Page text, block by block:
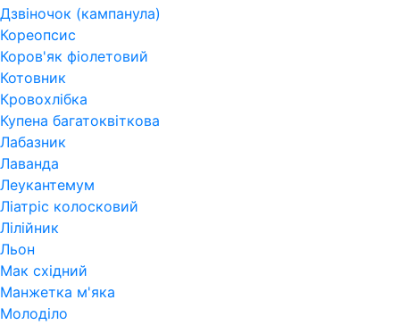
Дзвіночок (кампанула)
Кореопсис
Коров'як фіолетовий
Котовник
Кровохлібка
Купена багатоквіткова
Лабазник
Лаванда
Леукантемум
Ліатріс колосковий
Лілійник
Льон
Мак східний
Манжетка м'яка
Молоділо